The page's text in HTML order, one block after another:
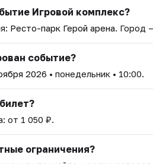
Игровой комплекс?
Ресто-парк Герой арена. Город
событие?
2026 • понедельник • 10:00.
от 1 050 ₽.
ограничения?